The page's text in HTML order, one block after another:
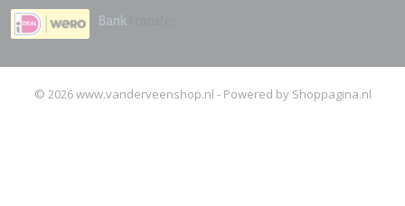
© 2026 www.vanderveenshop.nl - Powered by Shoppagina.nl